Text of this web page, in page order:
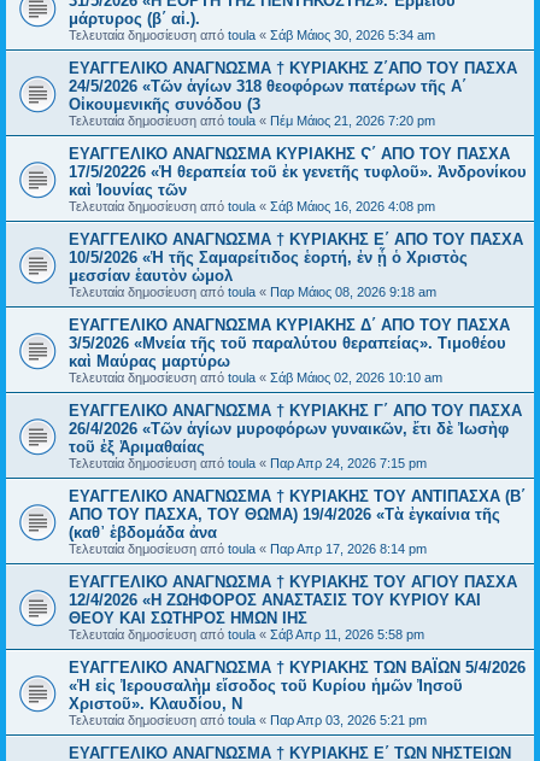
μάρτυρος (β΄ αἰ.).
Τελευταία δημοσίευση από toula « Σάβ Μάιος 30, 2026 5:34 am
ΕΥΑΓΓΕΛΙΚΟ ΑΝΑΓΝΩΣΜΑ † ΚΥΡΙΑΚΗΣ Ζ΄ΑΠΟ ΤΟΥ ΠΑΣΧΑ
24/5/2026 «Τῶν ἁγίων 318 θεοφόρων πατέρων τῆς Α΄
Οἰκουμενικῆς συνόδου (3
Τελευταία δημοσίευση από toula « Πέμ Μάιος 21, 2026 7:20 pm
ΕΥΑΓΓΕΛΙΚΟ ΑΝΑΓΝΩΣΜΑ ΚΥΡΙΑΚΗΣ Ϛ΄ ΑΠΟ ΤΟΥ ΠΑΣΧΑ
17/5/20226 «Ἡ θεραπεία τοῦ ἐκ γενετῆς τυφλοῦ». Ἀνδρονίκου
καὶ Ἰουνίας τῶν
Τελευταία δημοσίευση από toula « Σάβ Μάιος 16, 2026 4:08 pm
EYAΓΓΕΛΙΚΟ ΑΝΑΓΝΩΣΜΑ † ΚΥΡΙΑΚΗΣ Ε΄ ΑΠΟ ΤΟΥ ΠΑΣΧΑ
10/5/2026 «Ἡ τῆς Σαμαρείτιδος ἑορτή, ἐν ᾗ ὁ Χριστὸς
μεσσίαν ἑαυτὸν ὡμολ
Τελευταία δημοσίευση από toula « Παρ Μάιος 08, 2026 9:18 am
ΕΥΑΓΓΕΛΙΚΟ ΑΝΑΓΝΩΣΜΑ ΚΥΡΙΑΚΗΣ Δ΄ ΑΠΟ ΤΟΥ ΠΑΣΧΑ
3/5/2026 «Μνεία τῆς τοῦ παραλύτου θεραπείας». Τιμοθέου
καὶ Μαύρας μαρτύρω
Τελευταία δημοσίευση από toula « Σάβ Μάιος 02, 2026 10:10 am
ΕΥΑΓΓΕΛΙΚΟ ΑΝΑΓΝΩΣΜΑ † ΚΥΡΙΑΚΗΣ Γ΄ ΑΠΟ ΤΟΥ ΠΑΣΧΑ
26/4/2026 «Τῶν ἁγίων μυροφόρων γυναικῶν, ἔτι δὲ Ἰωσὴφ
τοῦ ἐξ Ἀριμαθαίας
Τελευταία δημοσίευση από toula « Παρ Απρ 24, 2026 7:15 pm
ΕΥΑΓΓΕΛΙΚΟ ΑΝΑΓΝΩΣΜΑ † ΚΥΡΙΑΚΗΣ ΤΟΥ ΑΝΤΙΠΑΣΧΑ (Β΄
ΑΠΟ ΤΟΥ ΠΑΣΧΑ, ΤΟΥ ΘΩΜΑ) 19/4/2026 «Τὰ ἐγκαίνια τῆς
(καθ᾿ ἑβδομάδα ἀνα
Τελευταία δημοσίευση από toula « Παρ Απρ 17, 2026 8:14 pm
ΕΥΑΓΓΕΛΙΚΟ ΑΝΑΓΝΩΣΜΑ † ΚΥΡΙΑΚΗΣ ΤΟΥ ΑΓΙΟΥ ΠΑΣΧΑ
12/4/2026 «Η ΖΩΗΦΟΡΟΣ ΑΝΑΣΤΑΣΙΣ ΤΟΥ ΚΥΡΙΟΥ ΚΑΙ
ΘΕΟΥ ΚΑΙ ΣΩΤΗΡΟΣ ΗΜΩΝ ΙΗΣ
Τελευταία δημοσίευση από toula « Σάβ Απρ 11, 2026 5:58 pm
ΕΥΑΓΓΕΛΙΚΟ ΑΝΑΓΝΩΣΜΑ † ΚΥΡΙΑΚΗΣ ΤΩΝ ΒΑΪΩΝ 5/4/2026
«Ἡ εἰς Ἰερουσαλὴμ εἴσοδος τοῦ Κυρίου ἡμῶν Ἰησοῦ
Χριστοῦ». Κλαυδίου, Ν
Τελευταία δημοσίευση από toula « Παρ Απρ 03, 2026 5:21 pm
EYAΓΓΕΛΙΚΟ ΑΝΑΓΝΩΣΜΑ † ΚΥΡΙΑΚΗΣ Ε΄ ΤΩΝ ΝΗΣΤΕΙΩΝ